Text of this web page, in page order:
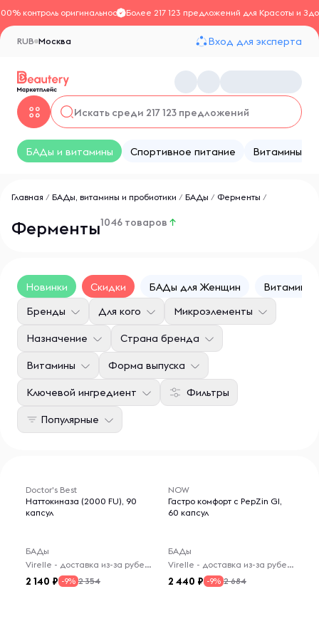
контроль оригинальностиБолее 217 123 предложений для Красоты и
Москва
RUB Вход для эксперта
БАДы и витамины Спортивное питание Витамины
Главная / БАДы, витамины и пробиотики / БАДы / Ферменты /
Ферменты1046 товаров ↑
Новинки Скидки БАДы для Женщин Витамины
Фильтры
Бренды Для кого Микроэлементы
Назначение Страна бренда
Витамины Форма выпуска
Ключевой ингредиент
Популярные
Doctor's Best
Наттокиназа (2000 FU), 90
капсул
БАДы
Virelle - доставка из-за рубежа
2 140 -9% 2 354
NOW
Гастро комфорт с PepZin GI,
60 капсул
БАДы
Virelle - доставка из-за рубежа
2 440 -9% 2 684